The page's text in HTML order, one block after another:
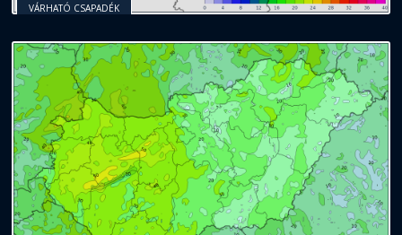
VÁRHATÓ CSAPADÉK